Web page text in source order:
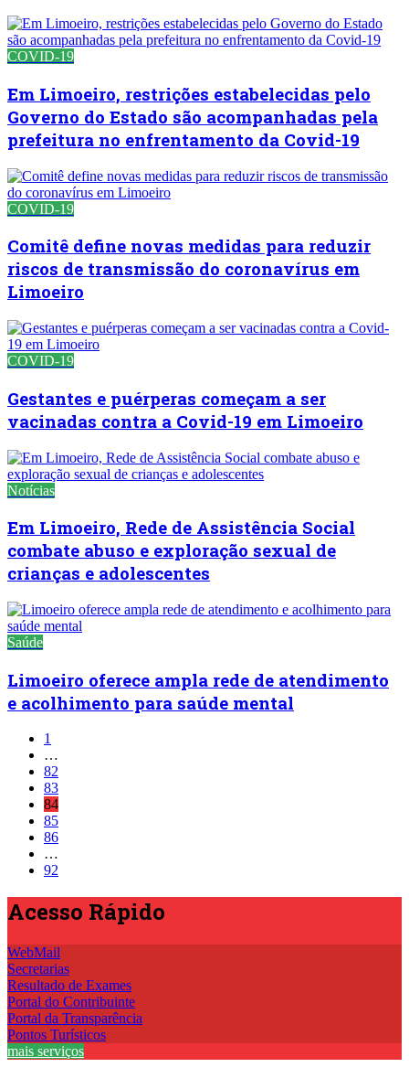
COVID-19
Em Limoeiro, restrições estabelecidas pelo
Governo do Estado são acompanhadas pela
prefeitura no enfrentamento da Covid-19
COVID-19
Comitê define novas medidas para reduzir
riscos de transmissão do coronavírus em
Limoeiro
COVID-19
Gestantes e puérperas começam a ser
vacinadas contra a Covid-19 em Limoeiro
Notícias
Em Limoeiro, Rede de Assistência Social
combate abuso e exploração sexual de
crianças e adolescentes
Saúde
Limoeiro oferece ampla rede de atendimento
e acolhimento para saúde mental
1
…
82
83
84
85
86
…
92
Acesso Rápido
WebMail
Secretarias
Resultado de Exames
Portal do Contribuinte
Portal da Transparência
Pontos Turísticos
mais serviços